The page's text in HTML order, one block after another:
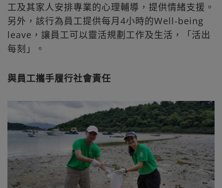
工及其家人安排專業的心理輔導，提供情緒支援。
另外，該行為員工提供每月4小時的Well-being
leave，讓員工可以靈活規劃工作及生活，「活出
每刻」。
與員工攜手履行社會責任